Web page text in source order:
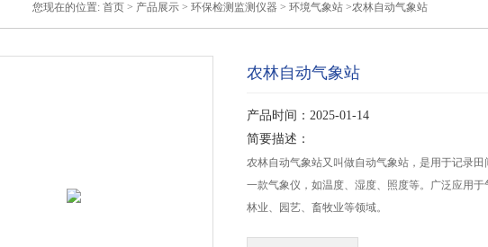
您现在的位置: 首页 > 产品展示 > 环保检测监测仪器 > 环境气象站 >农林自动气象站
农林自动气象站
产品时间：2025-01-14
简要描述：
农林自动气象站又叫做自动气象站，是用于记录田
一款气象仪，如温度、湿度、照度等。广泛应用于
林业、园艺、畜牧业等领域。